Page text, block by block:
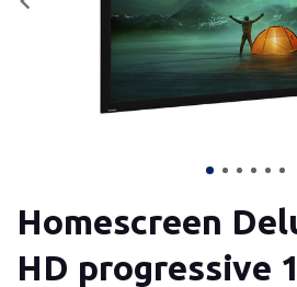
Homescreen
HD progressive